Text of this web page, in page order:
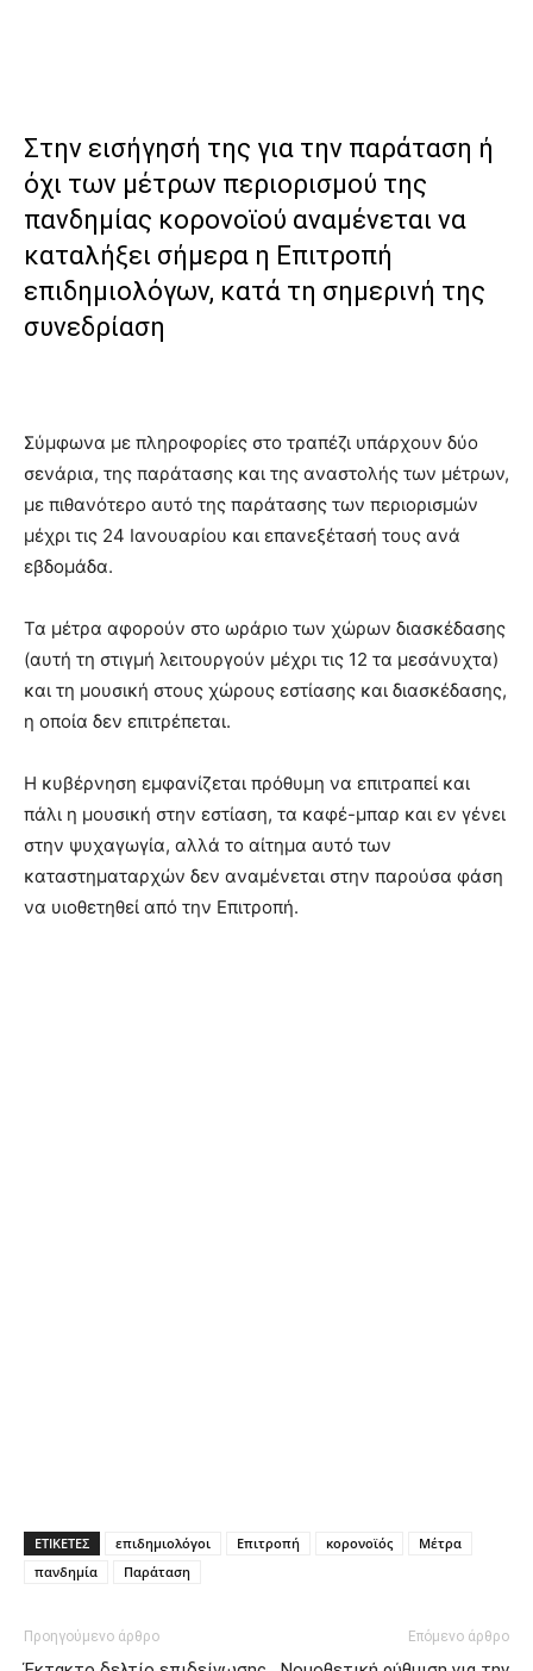
Στην εισήγησή της για την παράταση ή
όχι των μέτρων περιορισμού της
πανδημίας κορονοϊού αναμένεται να
καταλήξει σήμερα η Επιτροπή
επιδημιολόγων, κατά τη σημερινή της
συνεδρίαση
Σύμφωνα με πληροφορίες στο τραπέζι υπάρχουν δύο
σενάρια, της παράτασης και της αναστολής των μέτρων,
με πιθανότερο αυτό της παράτασης των περιορισμών
μέχρι τις 24 Ιανουαρίου και επανεξέτασή τους ανά
εβδομάδα.
Τα μέτρα αφορούν στο ωράριο των χώρων διασκέδασης
(αυτή τη στιγμή λειτουργούν μέχρι τις 12 τα μεσάνυχτα)
και τη μουσική στους χώρους εστίασης και διασκέδασης,
η οποία δεν επιτρέπεται.
Η κυβέρνηση εμφανίζεται πρόθυμη να επιτραπεί και
πάλι η μουσική στην εστίαση, τα καφέ-μπαρ και εν γένει
στην ψυχαγωγία, αλλά το αίτημα αυτό των
καταστηματαρχών δεν αναμένεται στην παρούσα φάση
να υιοθετηθεί από την Επιτροπή.
ΕΤΙΚΕΤΕΣ επιδημιολόγοι Επιτροπή κορονοϊός
Μέτρα
πανδημία
Παράταση
Προηγούμενο άρθρο Επόμενο άρθρο